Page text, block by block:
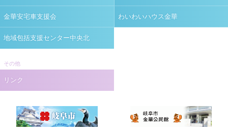
金華安宅車支援会 わいわいハウス金華
地域包括支援センター中央北
その他
リンク